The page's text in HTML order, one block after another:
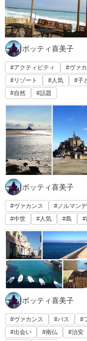
ボッティ喜美子
アクティビティ ヴァ
リゾート
人気 子
自然
話題
ボッティ喜美子
ヴァカンス ノルマン
中世
人気 島
ボッティ喜美子
ヴァカンス バス
出会い
南仏 治安